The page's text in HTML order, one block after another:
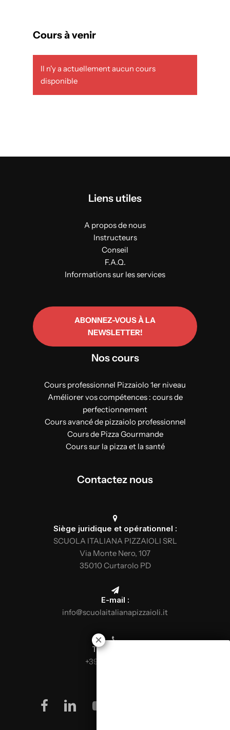
Cours à venir
Il n'y a actuellement aucun cours
disponible
Liens utiles
A propos de nous
Instructeurs
Conseil
F.A.Q.
Informations sur les services
ABONNEZ-VOUS À LA
NEWSLETTER!
Nos cours
Cours professionnel Pizzaiolo 1er niveau
Améliorer vos compétences : cours de
perfectionnement
Cours avancé de pizzaiolo professionnel
Cours de Pizza Gourmande
Cours sur la pizza et la santé
Contactez nous
Siège juridique et opérationnel :
SCUOLA ITALIANA PIZZAIOLI SRL
Via Monte Nero, 107
35010 Curtarolo PD
E-mail :
info@scuolaitalianapizzaioli.it
Téléphone :
+39 0499624665
facebook
linkedinyoutube